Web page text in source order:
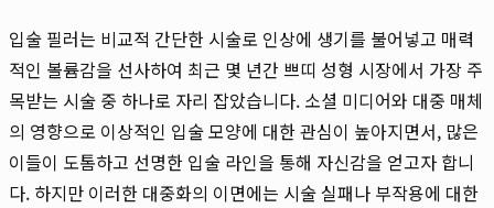
입술 필러는 비교적 간단한 시술로 인상에 생기를 불어넣고 매력
적인 볼륨감을 선사하여 최근 몇 년간 쁘띠 성형 시장에서 가장 주
목받는 시술 중 하나로 자리 잡았습니다. 소셜 미디어와 대중 매체
의 영향으로 이상적인 입술 모양에 대한 관심이 높아지면서, 많은
이들이 도톰하고 선명한 입술 라인을 통해 자신감을 얻고자 합니
다. 하지만 이러한 대중화의 이면에는 시술 실패나 부작용에 대한